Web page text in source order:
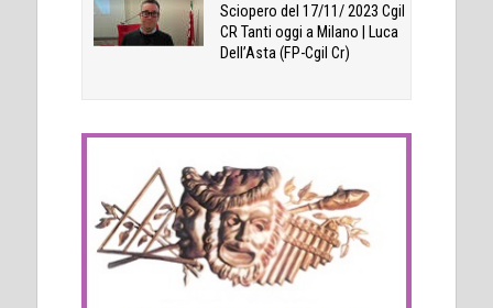
Sciopero del 17/11/ 2023 Cgil
CR Tanti oggi a Milano | Luca
Dell’Asta (FP-Cgil Cr)